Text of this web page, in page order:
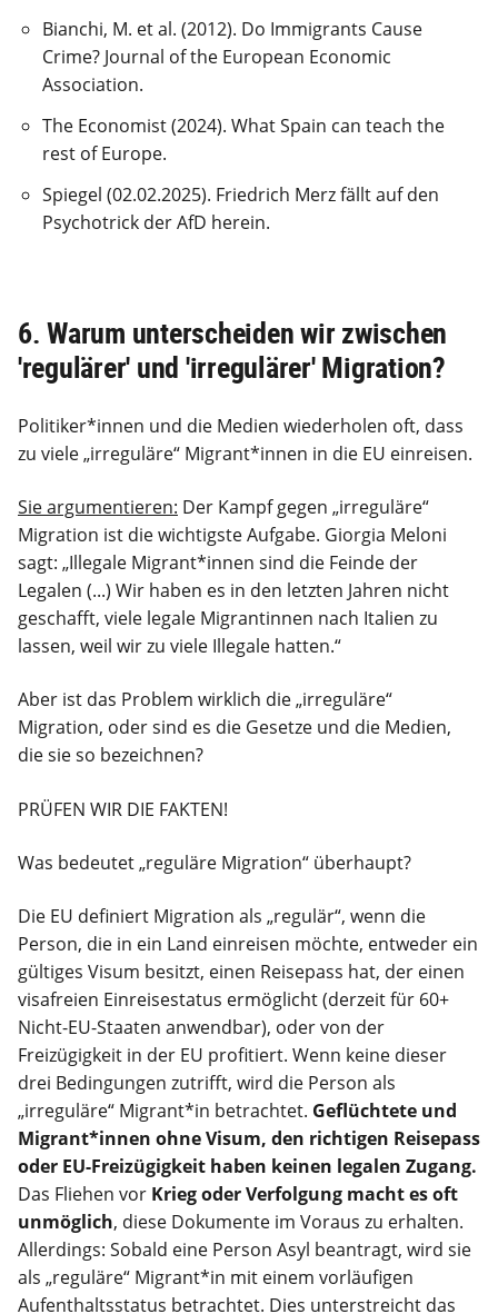
Bianchi, M. et al. (2012). Do Immigrants Cause
Crime? Journal of the European Economic
Association.
The Economist (2024). What Spain can teach the
rest of Europe.
Spiegel (02.02.2025). Friedrich Merz fällt auf den
Psychotrick der AfD herein.
6. Warum unterscheiden wir zwischen
'regulärer' und 'irregulärer' Migration?
Politiker*innen und die Medien wiederholen oft, dass
zu viele „irreguläre“ Migrant*innen in die EU einreisen.
Sie argumentieren: Der Kampf gegen „irreguläre“
Migration ist die wichtigste Aufgabe. Giorgia Meloni
sagt: „Illegale Migrant*innen sind die Feinde der
Legalen (...) Wir haben es in den letzten Jahren nicht
geschafft, viele legale Migrantinnen nach Italien zu
lassen, weil wir zu viele Illegale hatten.“
Aber ist das Problem wirklich die „irreguläre“
Migration, oder sind es die Gesetze und die Medien,
die sie so bezeichnen?
PRÜFEN WIR DIE FAKTEN!
Was bedeutet „reguläre Migration“ überhaupt?
Die EU definiert Migration als „regulär“, wenn die
Person, die in ein Land einreisen möchte, entweder ein
gültiges Visum besitzt, einen Reisepass hat, der einen
visafreien Einreisestatus ermöglicht (derzeit für 60+
Nicht-EU-Staaten anwendbar), oder von der
Freizügigkeit in der EU profitiert. Wenn keine dieser
drei Bedingungen zutrifft, wird die Person als
„irreguläre“ Migrant*in betrachtet. Geflüchtete und
Migrant*innen ohne Visum, den richtigen Reisepass
oder EU-Freizügigkeit haben keinen legalen Zugang.
Das Fliehen vor Krieg oder Verfolgung macht es oft
unmöglich, diese Dokumente im Voraus zu erhalten.
Allerdings: Sobald eine Person Asyl beantragt, wird sie
als „reguläre“ Migrant*in mit einem vorläufigen
Aufenthaltsstatus betrachtet. Dies unterstreicht das